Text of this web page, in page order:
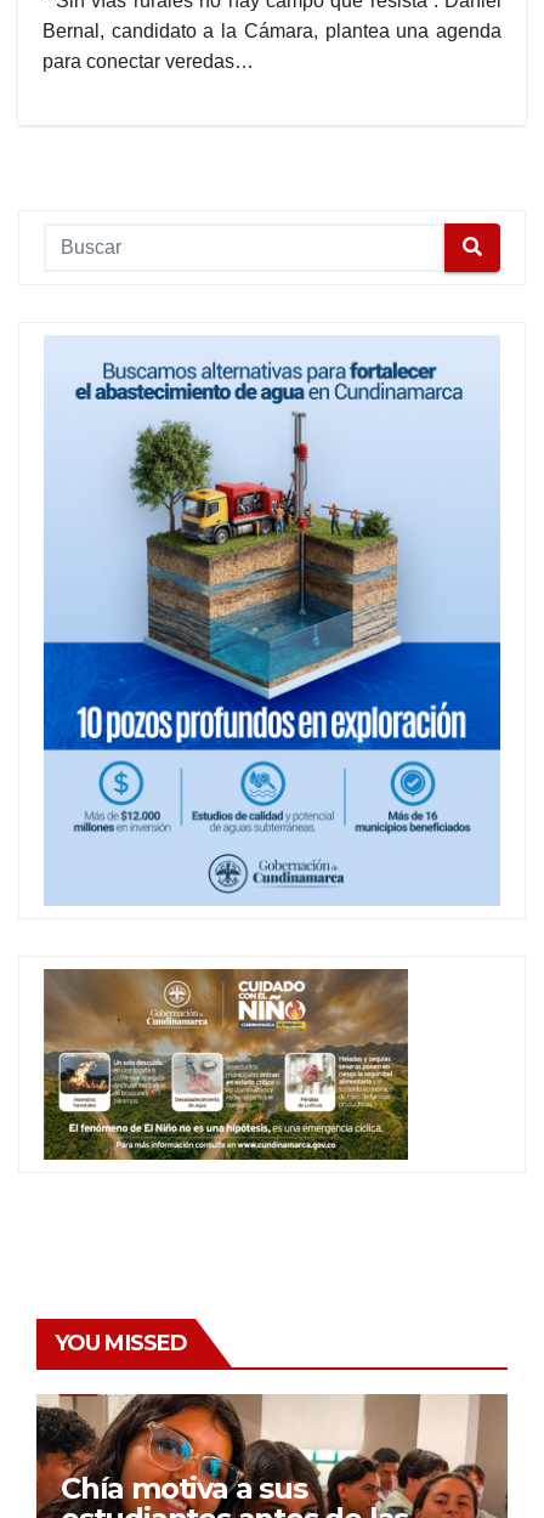
Bernal, candidato a la Cámara, plantea una agenda
para conectar veredas…
YOU MISSED
Chía motiva a sus